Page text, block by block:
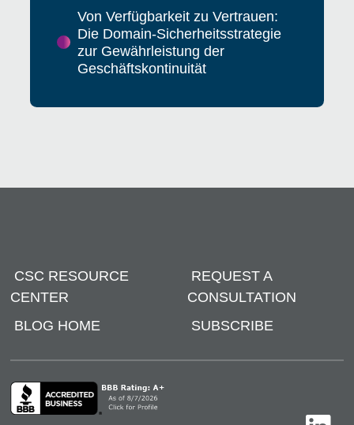
Von Verfügbarkeit zu Vertrauen:
Die Domain-Sicherheitsstrategie
zur Gewährleistung der
Geschäftskontinuität
CSC RESOURCE
CENTER
REQUEST A
CONSULTATION
BLOG HOME
SUBSCRIBE